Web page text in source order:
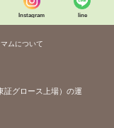
Instagram line
マムについて
証グロース上場）の運